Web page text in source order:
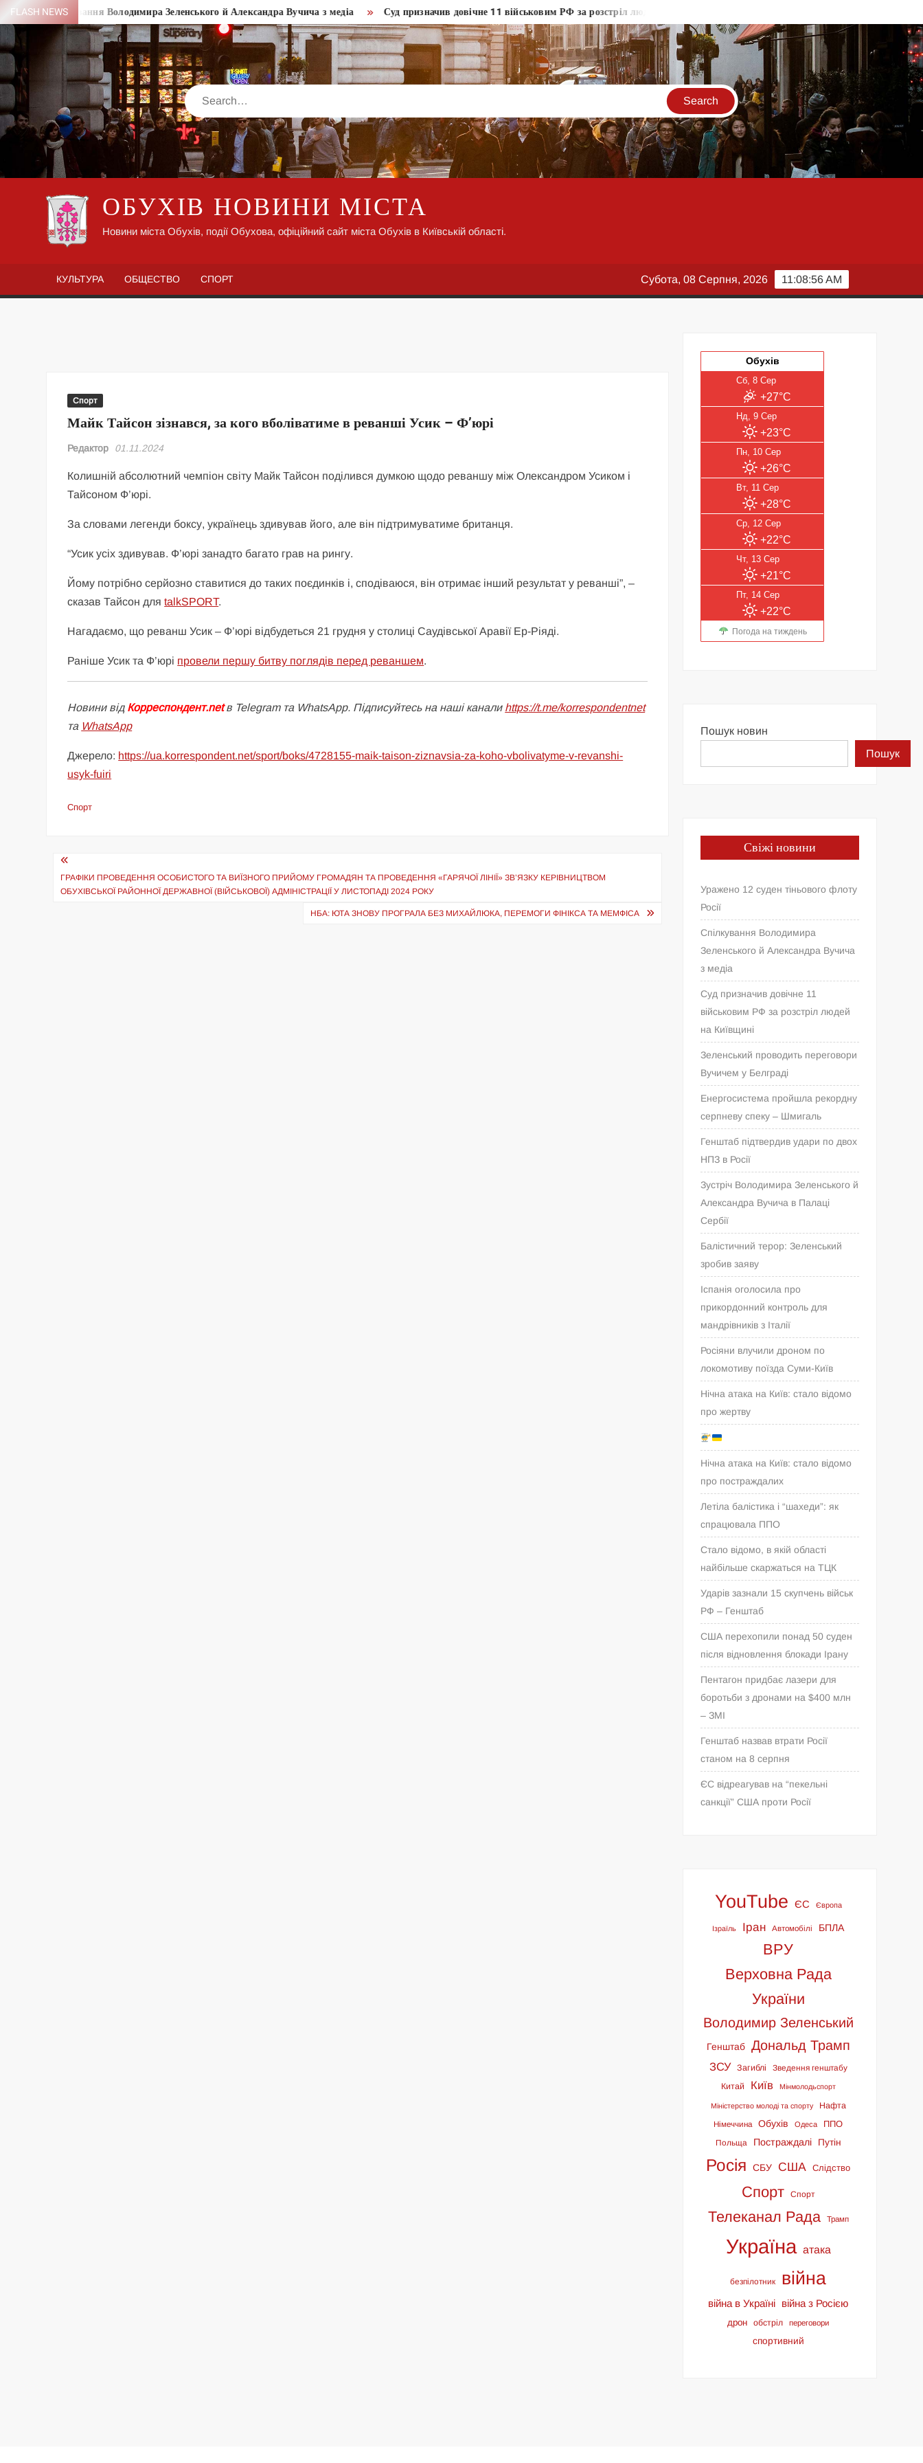
Skip
to
content
FLASH NEWS
Спілкування Володимира Зеленського й Александра Вучича з медіа Суд призначив довічне 11 військовим РФ за розстріл людей на Київщині
Search
ОБУХІВ НОВИНИ МІСТА
Новини міста Обухів, події Обухова, офіційний сайт міста Обухів в Київській області.
КУЛЬТУРА ОБЩЕСТВО СПОРТ 11:08:56 AM
Субота, 08 Серпня, 2026
Спорт
Майк Тайсон зізнався, за кого вболіватиме в реванші Усик – Ф’юрі
Редактор 01.11.2024
Колишній абсолютний чемпіон світу Майк Тайсон поділився думкою щодо реваншу між Олександром Усиком і
Тайсоном Ф’юрі.
За словами легенди боксу, українець здивував його, але він підтримуватиме британця.
“Усик усіх здивував. Ф’юрі занадто багато грав на рингу.
Йому потрібно серйозно ставитися до таких поєдинків і, сподіваюся, він отримає інший результат у реванші”, –
сказав Тайсон дляtalkSPORT.
Нагадаємо, що реванш Усик – Ф’юрі відбудеться 21 грудня у столиці Саудівської Аравії Ер-Ріяді.
Раніше Усик та Ф’юрі провели першу битву поглядів перед реваншем.
Новини відКорреспондент.netв Telegram та WhatsApp. Підписуйтесь на наші канали https://t.me/korrespondentnet
та WhatsApp
Джерело: https://ua.korrespondent.net/sport/boks/4728155-maik-taison-ziznavsia-za-koho-vbolivatyme-v-revanshi-
usyk-fuiri
Спорт
Навігація
записів
ГРАФІКИ ПРОВЕДЕННЯ ОСОБИСТОГО ТА ВИЇЗНОГО ПРИЙОМУ ГРОМАДЯН ТА ПРОВЕДЕННЯ «ГАРЯЧОЇ ЛІНІЇ» ЗВ’ЯЗКУ КЕРІВНИЦТВОМ
ОБУХІВСЬКОЇ РАЙОННОЇ ДЕРЖАВНОЇ (ВІЙСЬКОВОЇ) АДМІНІСТРАЦІЇ У ЛИСТОПАДІ 2024 РОКУ
НБА: ЮТА ЗНОВУ ПРОГРАЛА БЕЗ МИХАЙЛЮКА, ПЕРЕМОГИ ФІНІКСА ТА МЕМФІСА
Обухів
Сб, 8 Сер
+27°C
Нд, 9 Сер
+23°C
Пн, 10 Сер
+26°C
Вт, 11 Сер
+28°C
Ср, 12 Сер
+22°C
Чт, 13 Сер
+21°C
Пт, 14 Сер
+22°C
Погода на тиждень
Пошук новин
Пошук
Свіжі новини
Уражено 12 суден тіньового флоту
Росії
Спілкування Володимира
Зеленського й Александра Вучича
з медіа
Суд призначив довічне 11
військовим РФ за розстріл людей
на Київщині
Зеленський проводить переговори
Вучичем у Белграді
Енергосистема пройшла рекордну
серпневу спеку – Шмигаль
Генштаб підтвердив удари по двох
НПЗ в Росії
Зустріч Володимира Зеленського й
Александра Вучича в Палаці
Сербії
Балістичний терор: Зеленський
зробив заяву
Іспанія оголосила про
прикордонний контроль для
мандрівників з Італії
Росіяни влучили дроном по
локомотиву поїзда Суми-Київ
Нічна атака на Київ: стало відомо
про жертву
Нічна атака на Київ: стало відомо
про постраждалих
Летіла балістика і “шахеди”: як
спрацювала ППО
Стало відомо, в якій області
найбільше скаржаться на ТЦК
Ударів зазнали 15 скупчень військ
РФ – Генштаб
США перехопили понад 50 суден
після відновлення блокади Ірану
Пентагон придбає лазери для
боротьби з дронами на $400 млн
– ЗМІ
Генштаб назвав втрати Росії
станом на 8 серпня
ЄС відреагував на “пекельні
санкції” США проти Росії
YouTube ЄС Європа
Ізраїль Іран Автомобілі БПЛА
ВРУ
Верховна Рада
України
Володимир Зеленський
Генштаб Дональд Трамп
ЗСУ Загиблі
Зведення генштабу
Китай
Київ Мінмолодьспорт
Міністерство молоді та спорту Нафта
Німеччина Обухів Одеса ППО
Польща Постраждалі Путін
Росія СБУ США Слідство
Спорт Спорт
Телеканал Рада Трамп
Україна атака
безпілотник війна
війна в Україні війна з Росією
дрон обстріл переговори
спортивний